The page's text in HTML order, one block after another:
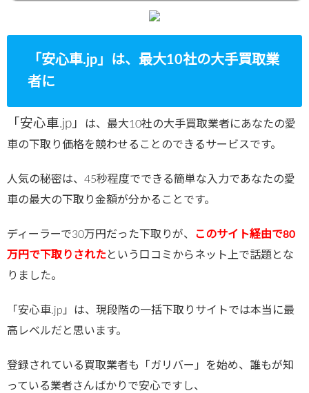
「安心車.jp」は、最大10社の大手買取業
者に
「安心車.jp」
は、最大10社の大手買取業者にあなたの愛
車の下取り価格を競わせることのできるサービスです。
人気の秘密は、45秒程度でできる簡単な入力であなたの愛
車の最大の下取り金額が分かることです。
ディーラーで30万円だった下取りが、
このサイト経由で80
万円で 下取りされたという口コミからネット上で話題とな
りました。
「安心車.jp」は、現段階の一括下取りサイトでは本当に最
高レベルだと思います。
登録されている買取業者も「ガリバー」を始め、誰もが知
っている業者さんばかりで安心ですし、